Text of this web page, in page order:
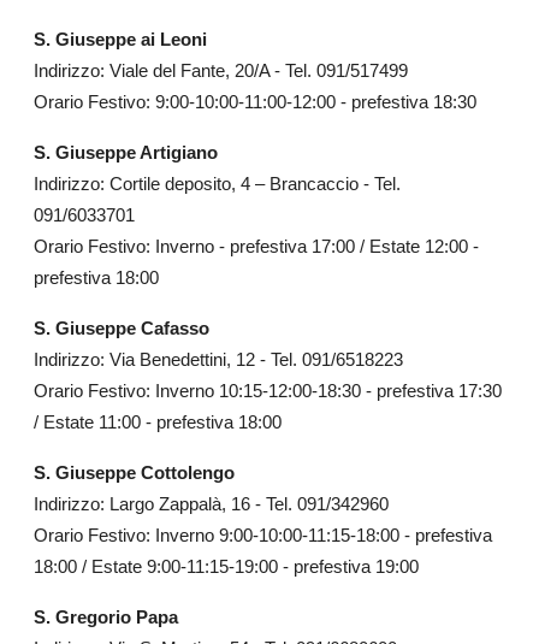
S. Giuseppe ai Leoni
Indirizzo: Viale del Fante, 20/A - Tel. 091/517499
Orario Festivo: 9:00-10:00-11:00-12:00 - prefestiva 18:30
S. Giuseppe Artigiano
Indirizzo: Cortile deposito, 4 – Brancaccio - Tel.
091/6033701
Orario Festivo: Inverno - prefestiva 17:00 / Estate 12:00 -
prefestiva 18:00
S. Giuseppe Cafasso
Indirizzo: Via Benedettini, 12 - Tel. 091/6518223
Orario Festivo: Inverno 10:15-12:00-18:30 - prefestiva 17:30
/ Estate 11:00 - prefestiva 18:00
S. Giuseppe Cottolengo
Indirizzo: Largo Zappalà, 16 - Tel. 091/342960
Orario Festivo: Inverno 9:00-10:00-11:15-18:00 - prefestiva
18:00 / Estate 9:00-11:15-19:00 - prefestiva 19:00
S. Gregorio Papa